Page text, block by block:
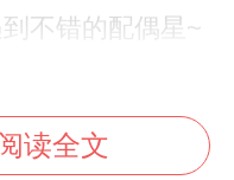
不错的配偶星~
会对你主动发起
相亲，有机会试
读全文